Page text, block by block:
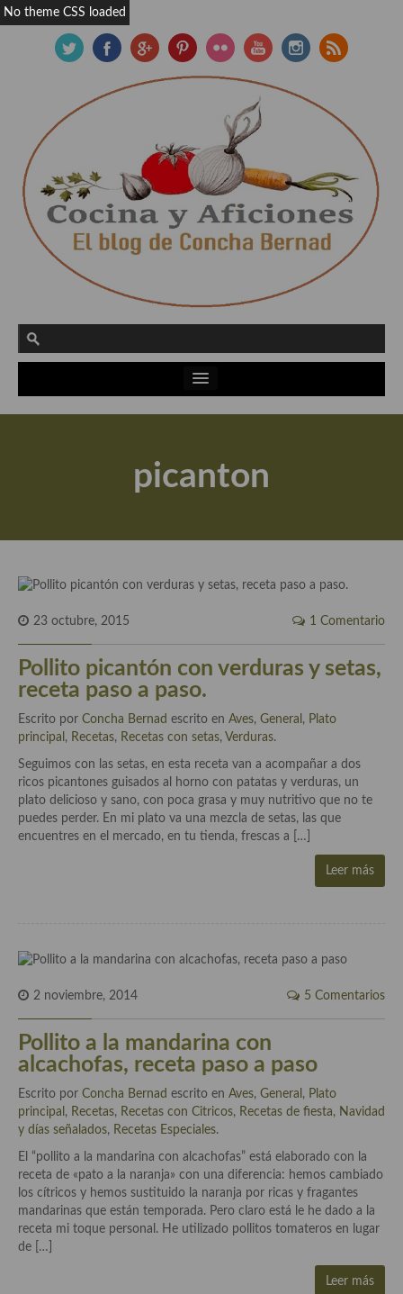
Actualidad y recomendaciones
Apuntes, estudios sobre temas interesantes e importantes
Flores en la cocina recetas
Técnicas de emplatado
El mundo del vino y las bebidas
Tiendas especiales
En la mesa: menaje, vajilla, técnicas de emplatado, decoración
Especias, hierbas, condimentos, espesantes y aditivos
Historia de la gastronomía, platos celebres, cocineros, críticos,
historias culinarias y otras cosas
Las opiniones de la «Cocinera»
Recetas
Acompañamientos
Airfryer recetas
Aderezos, salsas, vinagretas, especias, hierbas aromáticas o
aditivos
picanton
23 octubre, 2015 1 Comentario
Pollito picantón con verduras y setas,
receta paso a paso.
Escrito por Concha Bernad escrito en Aves, General , Plato
principal , Recetas, Recetas con setas, Verduras.
Seguimos con las setas, en esta receta van a acompañar a dos
ricos picantones guisados al horno con patatas y verduras, un
plato delicioso y sano, con poca grasa y muy nutritivo que no te
puedes perder. En mi plato va una mezcla de setas, las que
encuentres en el mercado, en tu tienda, frescas a […]
Leer más
2 noviembre, 2014 5 Comentarios
Pollito a la mandarina con
alcachofas, receta paso a paso
Escrito por Concha Bernad escrito en Aves, General , Plato
principal , Recetas, Recetas con Citricos, Recetas de fiesta, Navidad
y días señalados, Recetas Especiales.
El “pollito a la mandarina con alcachofas” está elaborado con la
receta de «pato a la naranja» con una diferencia: hemos cambiado
los cítricos y hemos sustituido la naranja por ricas y fragantes
mandarinas que están temporada. Pero claro está le he dado a la
receta mi toque personal. He utilizado pollitos tomateros en lugar
de […]
Leer más
No theme CSS loaded